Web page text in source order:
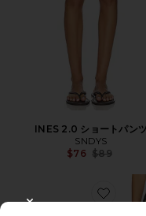
INES 2.0 ショートパンツ
SNDYS
$76 Previous
$89
Favorite